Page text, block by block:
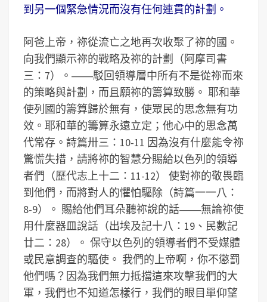
到另一個緊急情況而沒有任何連貫的計劃。
阿爸上帝，祢從流亡之地再次收聚了祢的國。
向我們顯示祢的戰略及祢的計劃（阿摩司書
三：7）。――駁回領導層中所有不是從祢而來
的策略與計劃，而且願祢的籌算致勝。 耶和華
使列國的籌算歸於無有，使眾民的思念無有功
效。耶和華的籌算永遠立定；他心中的思念萬
代常存。詩篇卅三：10-11 因為沒有什麼能令祢
驚慌失措，請將祢的智慧分賜給以色列的領導
者們（歷代志上十二：11-12） 使對祢的敬畏臨
到他們，而將對人的懼怕驅除（詩篇一一八：
8-9）。 賜給他們耳朵聽祢說的話――無論祢使
用什麼器皿說話（出埃及記十八：19、民數記
廿二：28）。 保守以色列的領導者們不受媒體
或民意調查的驅使。 我們的上帝啊，你不懲罰
他們嗎？因為我們無力抵擋這來攻擊我們的大
軍，我們也不知道怎樣行，我們的眼目單仰望